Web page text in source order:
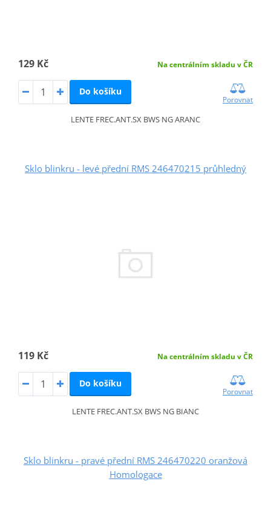
129 Kč Na centrálním skladu v ČR
Do košíku
Porovnat
LENTE FREC.ANT.SX BWS NG ARANC
Sklo blinkru - levé přední RMS 246470215 průhledný
119 Kč Na centrálním skladu v ČR
Do košíku
Porovnat
LENTE FREC.ANT.SX BWS NG BIANC
Sklo blinkru - pravé přední RMS 246470220 oranžová
Homologace